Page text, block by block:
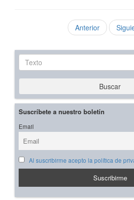
Anterior
Texto
Buscar
Suscríbete a nuestro boletín
Email
Al suscribirme acepto la política de